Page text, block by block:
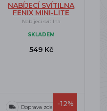
NABÍJECÍ SVÍTILNA
FENIX MINI-LITE
Nabíjecí svítilna
SKLADEM
549 Kč
-12%
Doprava zdarma